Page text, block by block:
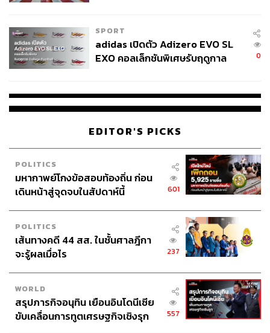
SPORT
adidas เปิดตัว Adizero EVO SL
EXO คอลเล็กชันพิเศษรับฤดูกาล
0
EDITOR'S PICKS
POLITICS
มหากาพย์โกงข้อสอบท้องถิ่น ก่อน
เดินหน้าสู่จุดจบในสัปดาห์นี้
601
POLITICS
เส้นทางคดี 44 สส. ในชั้นศาลฎีกา
จะรู้ผลเมื่อไร
237
WORLD
สรุปภารกิจอนุทิน เยือนอินโดนีเซีย
ขับเคลื่อนการทูตเศรษฐกิจเชิงรุก
557